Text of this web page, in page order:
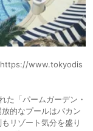
(https://www.tokyodis
た「パームガーデン・
的なプールはバカン
リゾート気分を盛り